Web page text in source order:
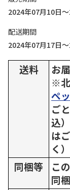
2024年07月10日
配送期間
2024年07月17日
送料
お
※北
ペ
ご
込
は
く）
同梱等
こ
同